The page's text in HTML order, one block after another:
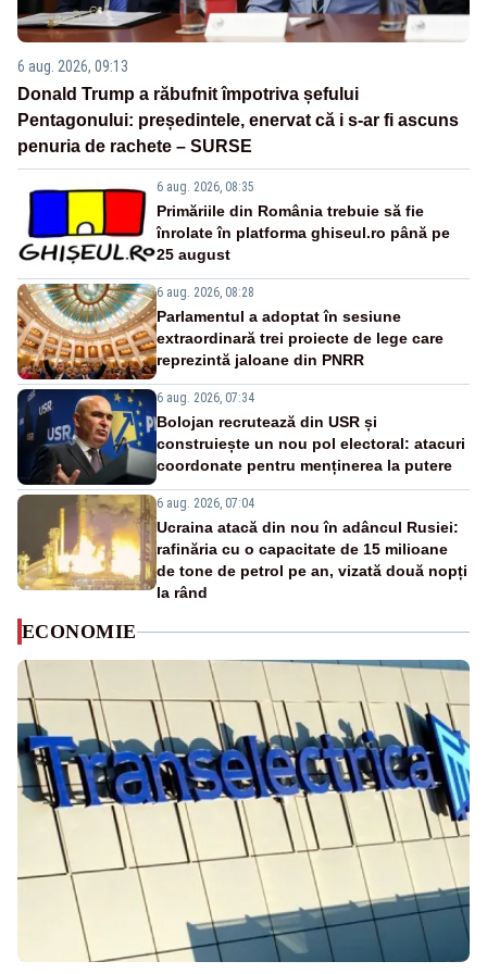
6 aug. 2026, 09:13
Donald Trump a răbufnit împotriva șefului
Pentagonului: președintele, enervat că i s-ar fi ascuns
penuria de rachete – SURSE
6 aug. 2026, 08:35
Primăriile din România trebuie să fie
înrolate în platforma ghiseul.ro până pe
25 august
6 aug. 2026, 08:28
Parlamentul a adoptat în sesiune
extraordinară trei proiecte de lege care
reprezintă jaloane din PNRR
6 aug. 2026, 07:34
Bolojan recrutează din USR și
construiește un nou pol electoral: atacuri
coordonate pentru menținerea la putere
6 aug. 2026, 07:04
Ucraina atacă din nou în adâncul Rusiei:
rafinăria cu o capacitate de 15 milioane
de tone de petrol pe an, vizată două nopți
la rând
ECONOMIE